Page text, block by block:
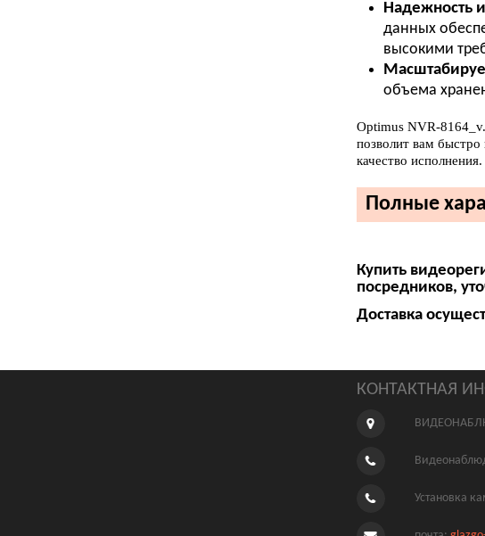
Надежность и
данных
высокими
объема
Optimus NVR-
позволит вам быстро
качество исполнения.
Полные
Купить
посредников,
Доставка
КОНТАКТНАЯ
Установка